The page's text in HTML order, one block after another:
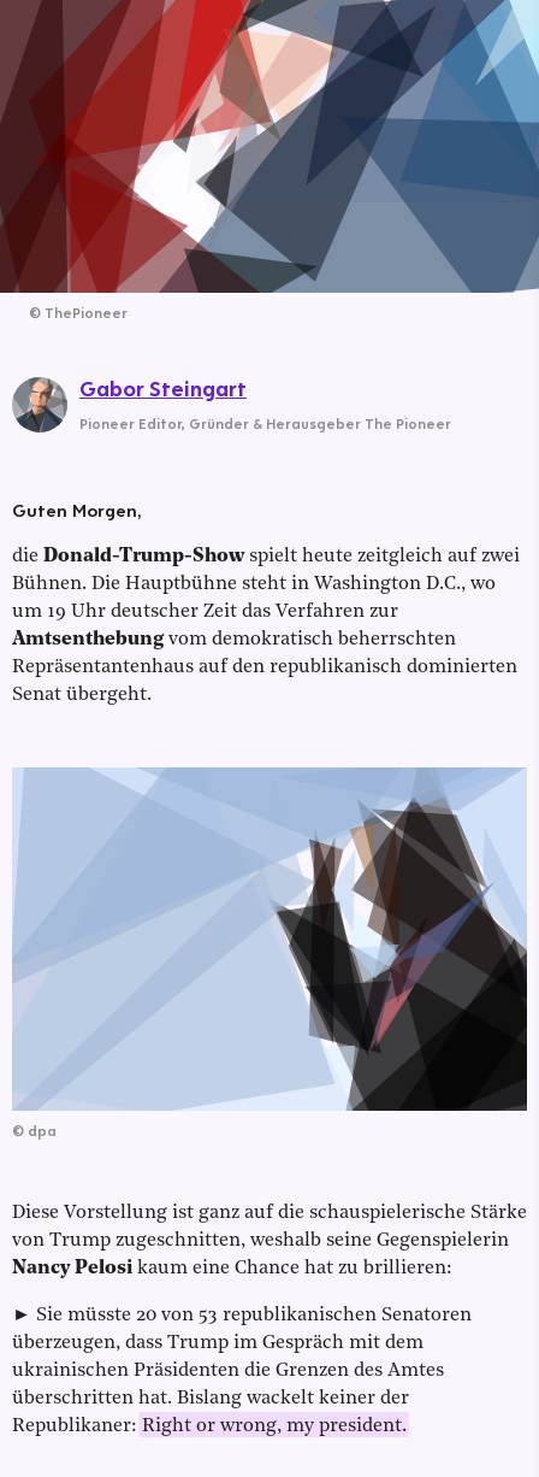
© ThePioneer
Guten Morgen,
die Donald-Trump-Showspielt heute zeitgleich auf zwei
Bühnen. Die Hauptbühne steht in Washington D.C., wo
um 19 Uhr deutscher Zeit das Verfahren zur
Amtsenthebungvom demokratisch beherrschten
Repräsentantenhaus auf den republikanisch dominierten
Senat übergeht.
© dpa
Diese Vorstellung ist ganz auf die schauspielerische Stärke
von Trump zugeschnitten, weshalb seine Gegenspielerin
Nancy Pelosi kaum eine Chance hat zu brillieren:
► Sie müsste 20 von 53 republikanischen Senatoren
überzeugen, dass Trump im Gespräch mit dem
ukrainischen Präsidenten die Grenzen des Amtes
überschritten hat. Bislang wackelt keiner der
Republikaner: Right or wrong, my president.
Gabor Steingart
Pioneer Editor, Gründer & Herausgeber The Pioneer